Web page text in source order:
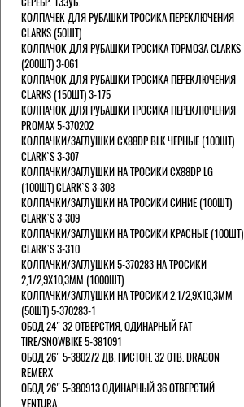
КОЛПАЧЕК ДЛЯ РУБАШКИ ТРОСИКА ПЕРЕКЛЮЧЕНИЯ
CLARKS (50ШТ)
КОЛПАЧОК ДЛЯ РУБАШКИ ТРОСИКА ТОРМОЗА CLARKS
(200ШТ) 3-061
КОЛПАЧОК ДЛЯ РУБАШКИ ТРОСИКА ПЕРЕКЛЮЧЕНИЯ
CLARKS (150ШТ) 3-175
КОЛПАЧОК ДЛЯ РУБАШКИ ТРОСИКА ПЕРЕКЛЮЧЕНИЯ
PROMAX 5-370202
КОЛПАЧКИ/3АГЛУШКИ CX88DP BLK ЧЕРНЫЕ (100ШТ)
CLARK`S 3-307
КОЛПАЧКИ/3АГЛУШКИ НА ТРОСИКИ CX88DP LG
(100ШТ) CLARK`S 3-308
КОЛПАЧКИ/3АГЛУШКИ НА ТРОСИКИ СИНИЕ (100ШТ)
CLARK`S 3-309
КОЛПАЧКИ/3АГЛУШКИ НА ТРОСИКИ КРАСНЫЕ (100ШТ)
CLARK`S 3-310
КОЛПАЧКИ/3АГЛУШКИ 5-370283 НА ТРОСИКИ
2,1/2,9Х10,3ММ (1000ШТ)
КОЛПАЧКИ/3АГЛУШКИ НА ТРОСИКИ 2,1/2,9Х10,3ММ
(50ШТ) 5-370283-1
ОБОД 24" 32 ОТВЕРСТИЯ, ОДИНАРНЫЙ FAT
TIRE/SNOWBIKE 5-381091
ОБОД 26" 5-380272 ДВ. ПИСТОН. 32 ОТВ. DRAGON
REMERX
ОБОД 26" 5-380913 ОДИНАРНЫЙ 36 ОТВЕРСТИЙ
VENTURA